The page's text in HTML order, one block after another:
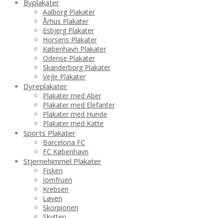
Byplakater
Aalborg Plakater
Århus Plakater
Esbjerg Plakater
Horsens Plakater
København Plakater
Odense Plakater
Skanderborg Plakater
Vejle Plakater
Dyreplakater
Plakater med Aber
Plakater med Elefanter
Plakater med Hunde
Plakater med Katte
Sports Plakater
Barcelona FC
FC København
Stjernehimmel Plakater
Fisken
Jomfruen
Krebsen
Løven
Skorpionen